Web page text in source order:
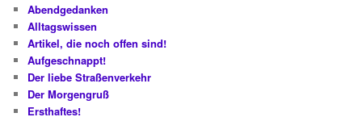
Abendgedanken
Alltagswissen
Artikel, die noch offen sind!
Aufgeschnappt!
Der liebe Straßenverkehr
Der Morgengruß
Ersthaftes!